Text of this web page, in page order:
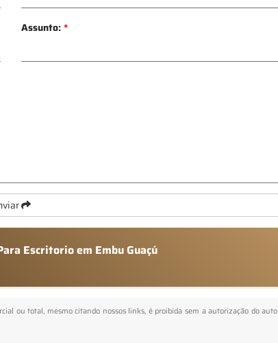
Assunto:*
Escritorio em Embu Guaçú
ou total, mesmo citando nossos links, é proibida sem a autorização do